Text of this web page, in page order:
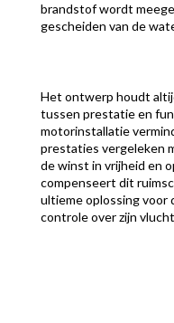
brandstof wordt
gescheiden van de
Het ontwerp houdt
tussen prestatie en
motorinstallatie
prestaties vergeleken
de winst in vrijheid en
compenseert dit
ultieme oplossing voor
controle over zijn